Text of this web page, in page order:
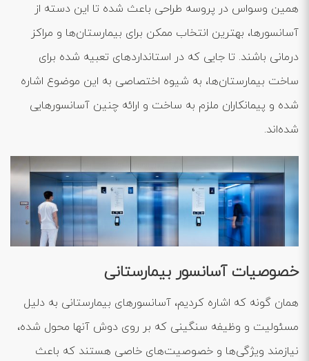
همین وسواس در پروسه طراحی باعث شده تا این دسته از
آسانسورها، بهترین انتخاب ممکن برای بیمارستان‌ها و مراکز
درمانی باشند. تا جایی که در استانداردهای تعبیه شده برای
ساخت بیمارستان‌ها، به شیوه اختصاصی به این موضوع اشاره
شده و پیمانکاران ملزم به ساخت و ارائه چنین آسانسورهایی
شده‌اند.
خصوصیات آسانسور بیمارستانی
همان گونه که اشاره کردیم، آسانسورهای بیمارستانی به دلیل
مسئولیت و وظیفه سنگینی که بر روی دوش آنها محول شده،
نیازمند ویژگی‌ها و خصوصیت‌های خاصی هستند که باعث